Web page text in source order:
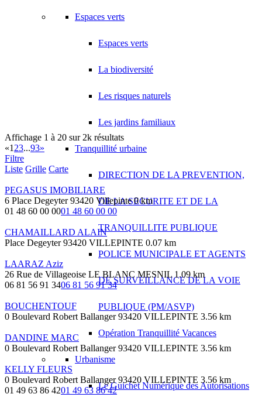
Espaces verts
Espaces verts
La biodiversité
Les risques naturels
Les jardins familiaux
Tranquillité urbaine
DIRECTION DE LA PREVENTION,
DE LA SECURITE ET DE LA
TRANQUILLITE PUBLIQUE
POLICE MUNICIPALE ET AGENTS
DE SURVEILLANCE DE LA VOIE
PUBLIQUE (PM/ASVP)
Opération Tranquillité Vacances
Urbanisme
Le Guichet Numérique des Autorisations
10 Allée Georges Gershwin 93420 VILLEPINTE
14 Avenue de la Gare 93420 VILLEPINTE
Affichage 1 à 20 sur 2k résultats
«1 23...93»
Filtre
Liste Grille Carte
PEGASUS IMOBILIARE
6 Place Degeyter 93420 Villepinte 0 km
01 48 60 00 0001 48 60 00 00
CHAMAILLARD ALAIN
Place Degeyter 93420 VILLEPINTE 0.07 km
LAARAZ Aziz
26 Rue de Villageoise LE BLANC MESNIL 1.09 km
06 81 56 91 3406 81 56 91 34
BOUCHENTOUF
0 Boulevard Robert Ballanger 93420 VILLEPINTE 3.56 km
DANDINE MARC
0 Boulevard Robert Ballanger 93420 VILLEPINTE 3.56 km
KELLY FLEURS
0 Boulevard Robert Ballanger 93420 VILLEPINTE 3.56 km
01 49 63 86 4201 49 63 86 42